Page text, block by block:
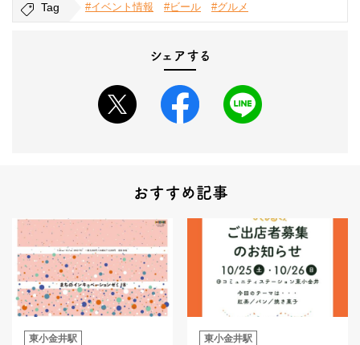
Tag #イベント情報 #ビール #グルメ
シェアする
おすすめ記事
東小金井駅 東小金井駅